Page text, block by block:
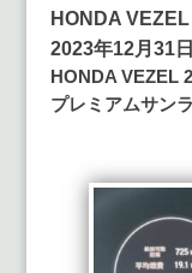
HONDA
2023年12月31
HONDA VEZEL
プレミアムサン